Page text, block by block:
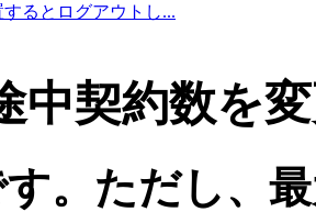
るとログアウトし...
中契約数を
。ただし、